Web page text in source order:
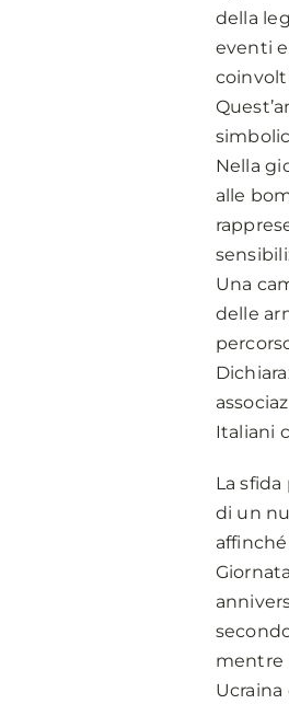
della
eventi
Nella
alle
Una
delle
Italiani
La
di un
mentre